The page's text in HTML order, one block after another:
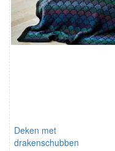
Deken met
drakenschubben